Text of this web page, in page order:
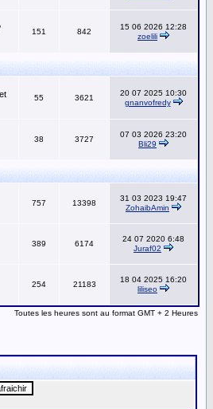
151 842
15 06 2026 12:28
zoelili
55 3621
20 07 2025 10:30
gnanvofredy
38 3727
07 03 2026 23:20
Bli29
757 13398
31 03 2023 19:47
ZohaibAmin
389 6174
24 07 2020 6:48
Juraf02
254 21183
18 04 2025 16:20
liliseo
Toutes les heures sont au format GMT + 2 Heures